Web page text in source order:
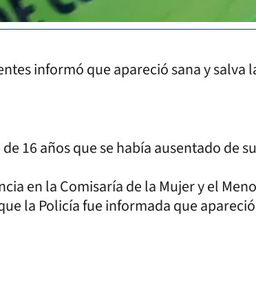
informó que apareció sana y salva
de 16 años que se había ausentado de
en la Comisaría de la Mujer y el
la Policía fue informada que